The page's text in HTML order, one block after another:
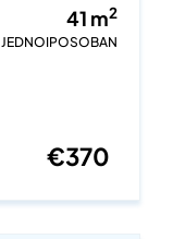
41 m2
JEDNOIPOSOBAN
€370